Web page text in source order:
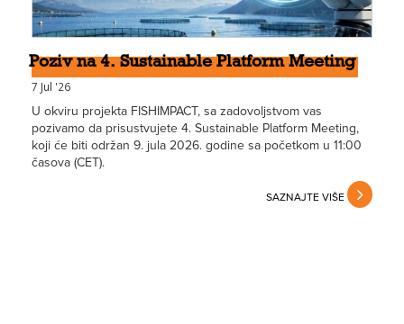
Poziv na 4. Sustainable Platform Meeting
7 Jul '26
U okviru projekta FISHIMPACT, sa zadovoljstvom vas
pozivamo da prisustvujete 4. Sustainable Platform Meeting,
koji će biti održan 9. jula 2026. godine sa početkom u 11:00
časova (CET).
SAZNAJTE VIŠE